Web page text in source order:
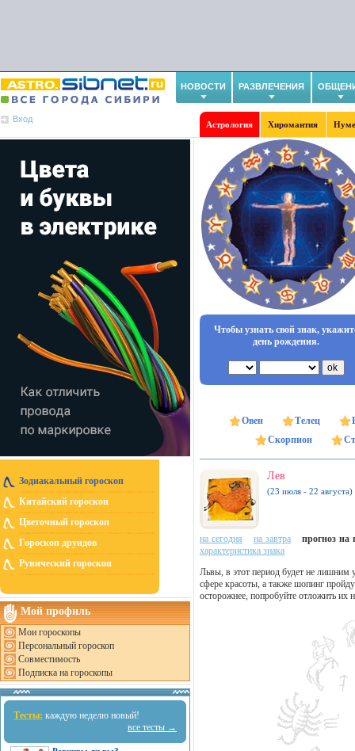
НОВОСТИ РАЗВЛЕЧЕНИЯ
Вход
Астрология Хиромантия
Зодиакальный гороскоп
Китайский гороскоп
Цветочный гороскоп
Гороскоп друидов
Рунический гороскоп
Мой профиль
Мои гороскопы
Персональный гороскоп
Совместимость
Подписка на гороскопы
Тесты: каждую неделю новый!
все тесты →
Чтобы узнать свой знак,
день рождения.
Овен Телец
Скорпион
Лев
(23 июля - 22 августа)
на сегодня на завтра
прогноз на
характеристика знака
Львы, в этот период будет не
сфере красоты, а также шопинг
осторожнее, попробуйте отложить их